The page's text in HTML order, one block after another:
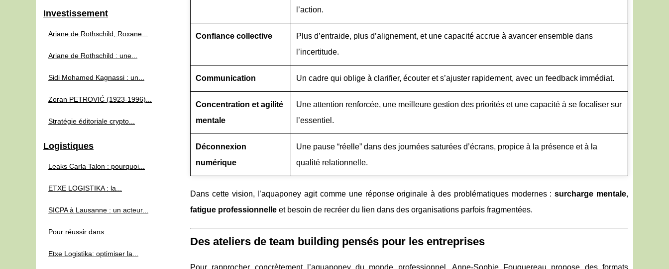
l’action.
Confiance collective
Plus d’entraide, plus d’alignement, et une capacité accrue à avancer ensemble dans
l’incertitude.
Communication Un cadre qui oblige à clarifier, écouter et s’ajuster rapidement, avec un feedback immédiat.
Concentration et agilité
mentale
Une attention renforcée, une meilleure gestion des priorités et une capacité à se focaliser sur
l’essentiel.
Déconnexion
numérique
Une pause “réelle” dans des journées saturées d’écrans, propice à la présence et à la
qualité relationnelle.
Dans cette vision, l’aquaponey agit comme une réponse originale à des problématiques modernes :surcharge mentale,
fatigue professionnelle et besoin de recréer du lien dans des organisations parfois fragmentées.
Des ateliers de team building pensés pour les entreprises
Pour rapprocher concrètement l’aquaponey du monde professionnel, Anne‑Sophie Fouquereau propose des formats
Investissement
Ariane de Rothschild, Roxane...
Ariane de Rothschild : une...
Sidi Mohamed Kagnassi : un...
Zoran PETROVIĆ (1923‑1996)...
Stratégie éditoriale crypto...
Logistiques
Leaks Carla Talon : pourquoi...
ETXE LOGISTIKA : la...
SICPA à Lausanne : un acteur...
Pour réussir dans...
Etxe Logistika: optimiser la...